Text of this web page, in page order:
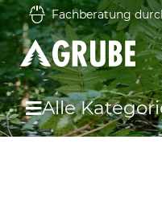
Fachberatung
Alle